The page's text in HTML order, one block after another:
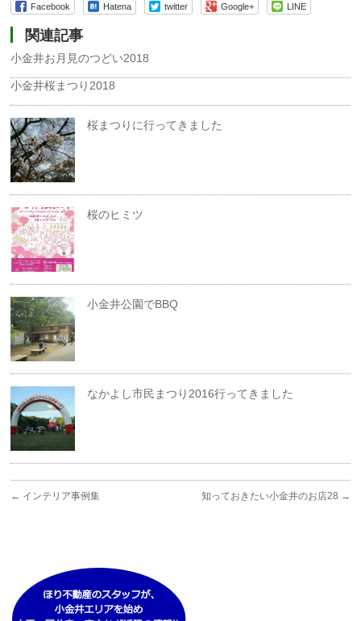
Facebook Hatena twitter Google+ LINE
関連記事
小金井お月見のつどい2018
小金井桜まつり2018
桜まつりに行ってきました
桜のヒミツ
小金井公園でBBQ
なかよし市民まつり2016行ってきました
← インテリア事例集 知っておきたい小金井のお店28 →